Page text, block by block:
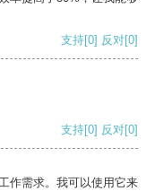
支持[0] 反对[0]
支持[0] 反对[0]
作需求。我可以使用它来